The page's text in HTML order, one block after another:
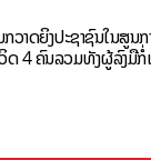
ວາດຍິງປະຊາຊົນໃນສູນ
ດ 4 ຄົນລວມທັງຜູ້ລົງມື